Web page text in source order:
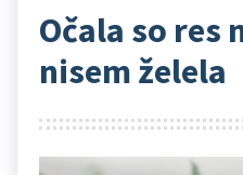
Očala so res
nisem želela